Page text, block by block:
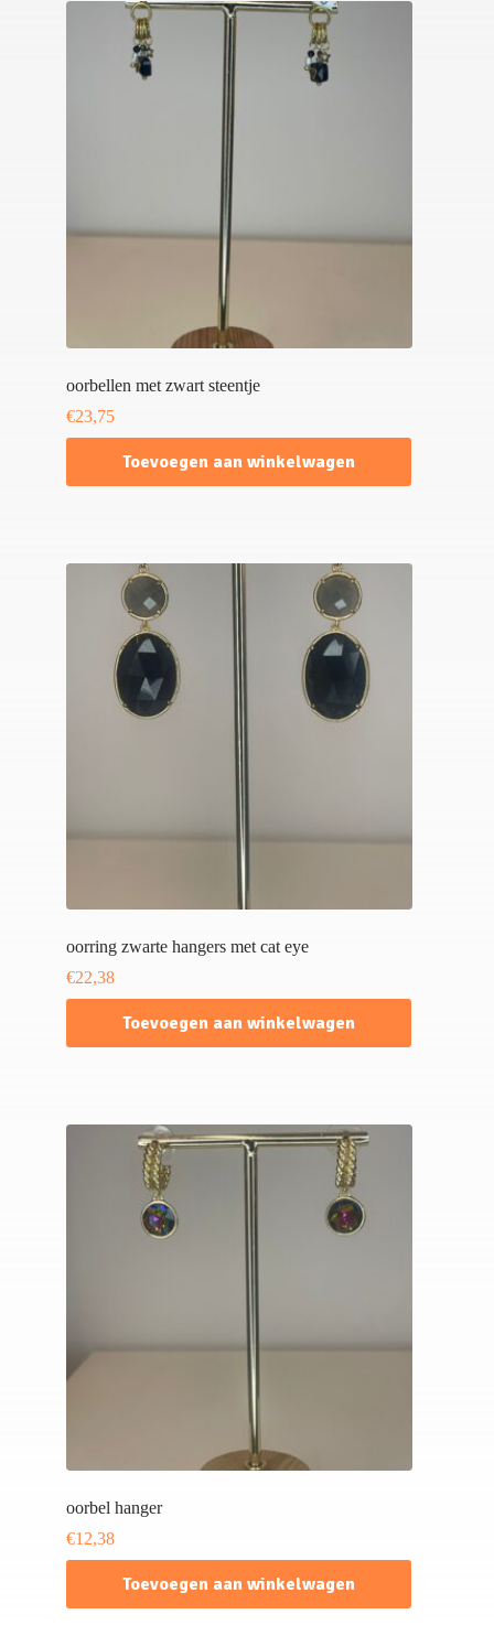
oorbellen met zwart steentje
€23,75
Toevoegen aan winkelwagen
oorring zwarte hangers met cat eye
€22,38
Toevoegen aan winkelwagen
oorbel hanger
€12,38
Toevoegen aan winkelwagen